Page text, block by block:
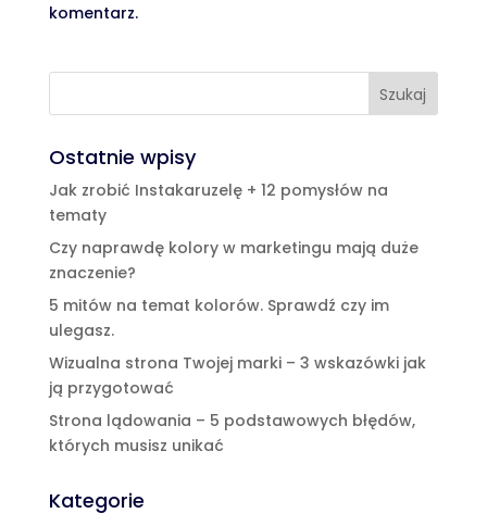
komentarz.
Ostatnie wpisy
Jak zrobić Instakaruzelę + 12 pomysłów na
tematy
Czy naprawdę kolory w marketingu mają duże
znaczenie?
5 mitów na temat kolorów. Sprawdź czy im
ulegasz.
Wizualna strona Twojej marki – 3 wskazówki jak
ją przygotować
Strona lądowania – 5 podstawowych błędów,
których musisz unikać
Kategorie